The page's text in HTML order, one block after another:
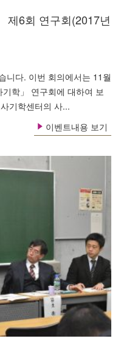
제6회 연구회(2017년
니다. 이번 회의에서는 11월
학」 연구회에 대하여 보
기학센터의 사...
이벤트내용 보기